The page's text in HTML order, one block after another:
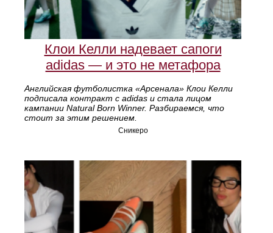
Клои Келли надевает сапоги
adidas — и это не метафора
Английская футболистка «Арсенала» Клои Келли
подписала контракт с adidas и стала лицом
кампании Natural Born Winner. Разбираемся, что
стоит за этим решением.
Сникеро